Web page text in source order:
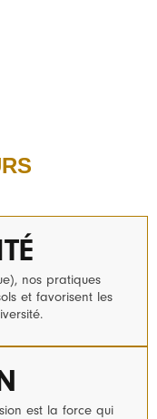
nos pratiques
et favorisent les
est la force qui